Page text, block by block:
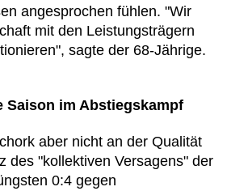
angesprochen fühlen. "Wir
mit den Leistungsträgern
sagte der 68-Jährige.
Saison im Abstiegskampf
aber nicht an der Qualität
des "kollektiven Versagens" der
0:4 gegen